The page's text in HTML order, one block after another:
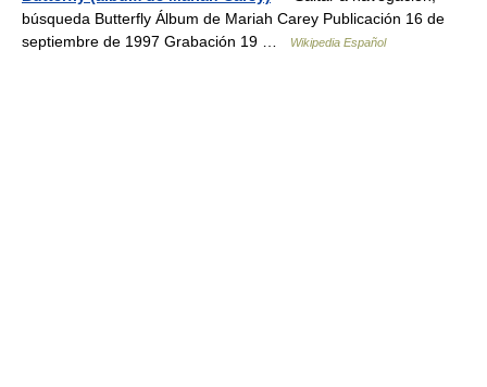
búsqueda Butterfly Álbum de Mariah Carey Publicación 16 de
septiembre de 1997 Grabación 19 …
Wikipedia Español